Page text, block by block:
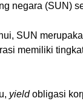
negara (SUN)
SUN
memiliki
yieldobligasi